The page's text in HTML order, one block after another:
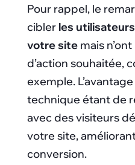
Pour rappel, le
cibler les
votre sitemais
d’action souhaitée,
exemple.
technique étant de
avec des visiteurs
votre site,
conversion.